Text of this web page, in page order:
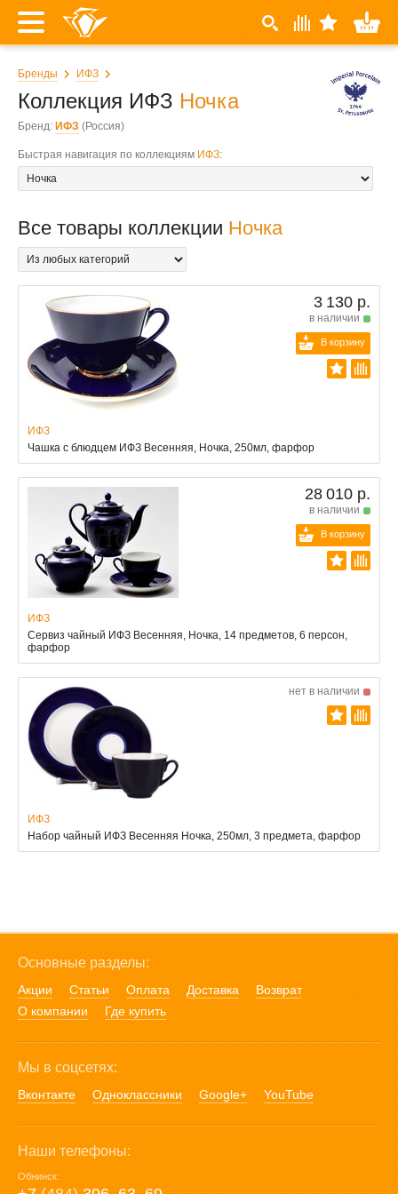
Бренды ИФЗ
Коллекция ИФЗ Ночка
Бренд: ИФЗ (Россия)
Быстрая навигация по коллекциям ИФЗ:
Все товары коллекции Ночка
3 130 р.
в наличии
В корзину
ИФЗ
Чашка с блюдцем ИФЗ Весенняя, Ночка, 250мл, фарфор
28 010 р.
в наличии
В корзину
ИФЗ
Сервиз чайный ИФЗ Весенняя, Ночка, 14 предметов, 6 персон,
фарфор
нет в наличии
ИФЗ
Набор чайный ИФЗ Весенняя Ночка, 250мл, 3 предмета, фарфор
Основные разделы:
Акции Статьи Оплата Доставка
Возврат
О компании
Где купить
Мы в соцсетях:
Вконтакте Одноклассники Google+ YouTube
Наши телефоны:
Обнинск: